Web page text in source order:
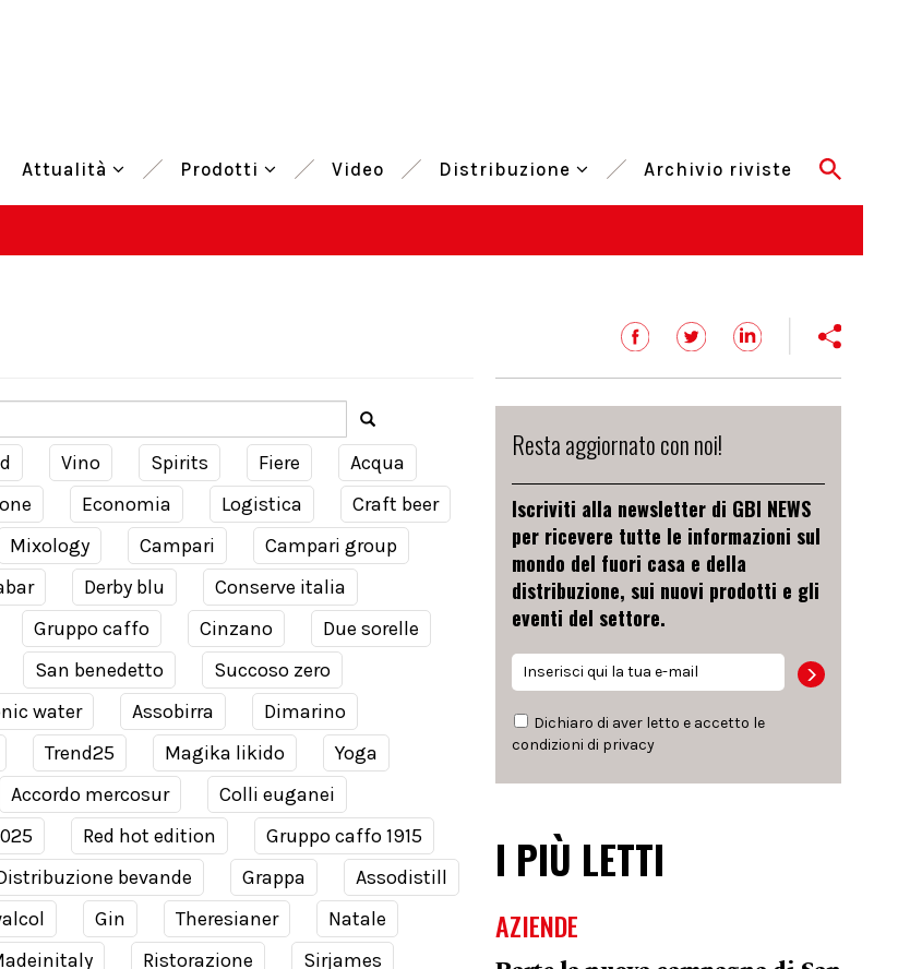
Attualità Prodotti Video Distribuzione Archivio riviste
Vino Spirits Fiere
Acqua
Economia Logistica
Craft beer
Mixology Campari
Campari group
Derby blu
Conserve italia
Gruppo caffo Cinzano
Due sorelle
San benedetto
Succoso zero
water Assobirra
Dimarino
Trend25 Magika likido
Yoga
Accordo mercosur
Colli euganei
Red hot edition
Gruppo caffo 1915
bevande Grappa
Assodistill
Gin Theresianer
Natale
Ristorazione
Sirjames
Resta aggiornato con noi!
Iscriviti alla newsletter di GBI NEWS
per ricevere tutte le informazioni sul
mondo del fuori casa e della
distribuzione, sui nuovi prodotti e gli
eventi del settore.
Dichiaro di aver letto e accetto le
condizioni di privacy
I PIÙ LETTI
AZIENDE